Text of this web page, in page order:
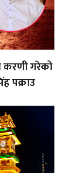
करणी गरेको
पक्राउ